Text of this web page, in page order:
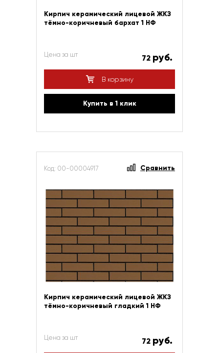
Кирпич керамический лицевой ЖКЗ
тёмно-коричневый бархат 1 НФ
Цена за шт 72 руб.
В корзину
Купить в 1 клик
Код: 00-00004917 Сравнить
Кирпич керамический лицевой ЖКЗ
тёмно-коричневый гладкий 1 НФ
Цена за шт 72 руб.